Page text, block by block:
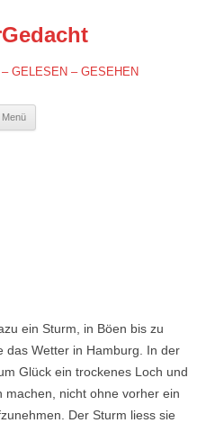
GELESEN – GESEHEN
Menü
ein Sturm, in Böen bis zu
das Wetter in Hamburg. In der
Glück ein trockenes Loch und
machen, nicht ohne vorher ein
Der Sturm liess sie